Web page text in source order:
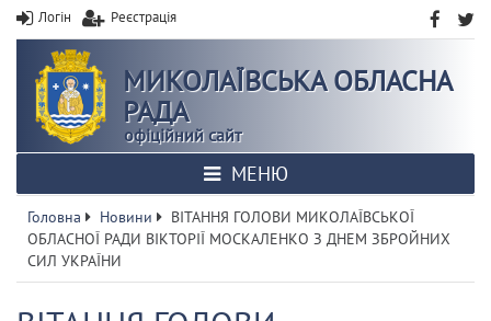
Логін Реєстрація
МИКОЛАЇВСЬКА ОБЛАСНА
РАДА
офіційний сайт
МЕНЮ
Головна Новини
ВІТАННЯ ГОЛОВИ МИКОЛАЇВСЬКОЇ
ОБЛАСНОЇ РАДИ ВІКТОРІЇ МОСКАЛЕНКО З ДНЕМ ЗБРОЙНИХ
СИЛ УКРАЇНИ